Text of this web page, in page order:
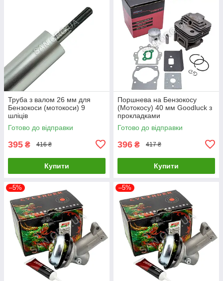
Труба з валом 26 мм для
Бензокоси (мотокоси) 9
шліців
Готово до відправки
395 ₴ 416 ₴
Купити
Поршнева на Бензокосу
(Мотокосу) 40 мм Goodluck з
прокладками
Готово до відправки
396 ₴ 417 ₴
Купити
–5% –5%